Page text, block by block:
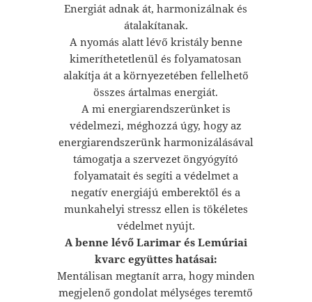
Energiát adnak át, harmonizálnak és
átalakítanak.
A nyomás alatt lévő kristály benne
kimeríthetetlenül és folyamatosan
alakítja át a környezetében fellelhető
összes ártalmas energiát.
A mi energiarendszerünket is
védelmezi, méghozzá úgy, hogy az
energiarendszerünk harmonizálásával
támogatja a szervezet öngyógyító
folyamatait és segíti a védelmet a
negatív energiájú emberektől és a
munkahelyi stressz ellen is tökéletes
védelmet nyújt.
A benne lévő Larimar és Lemúriai
kvarc együttes hatásai:
Mentálisan megtanít arra, hogy minden
megjelenő gondolat mélységes teremtő